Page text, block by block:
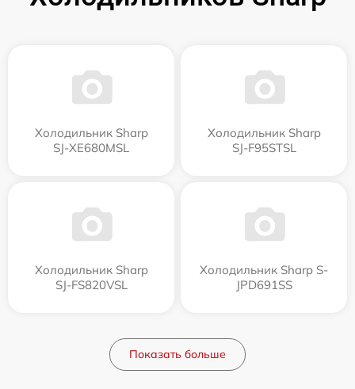
Холодильник Sharp
SJ-XE680MSL
Холодильник Sharp
SJ-F95STSL
Холодильник Sharp
SJ-FS820VSL
Холодильник Sharp S-
JPD691SS
Показать больше